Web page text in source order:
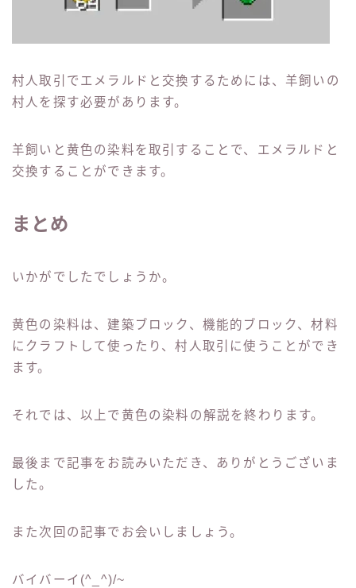
村人取引でエメラルドと交換するためには、羊飼いの
村人を探す必要があります。
羊飼いと黄色の染料を取引することで、エメラルドと
交換することができます。
まとめ
いかがでしたでしょうか。
黄色の染料は、建築ブロック、機能的ブロック、材料
にクラフトして使ったり、村人取引に使うことができ
ます。
それでは、以上で黄色の染料の解説を終わります。
最後まで記事をお読みいただき、ありがとうございま
した。
また次回の記事でお会いしましょう。
バイバーイ(^_^)/~